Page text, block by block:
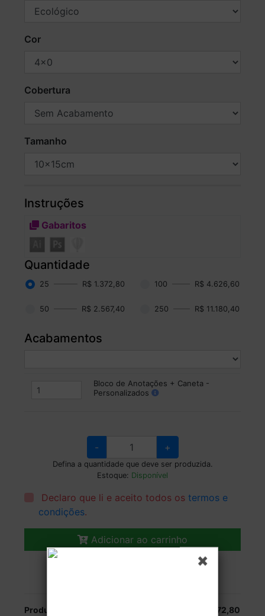
Cor
Cobertura
Tamanho
Instruções
Gabaritos
Quantidade
25 R$ 1.372,80 100 R$ 4.626,60
50 R$ 2.567,40 250 R$ 11.180,40
Acabamentos
Bloco de Anotações + Caneta -
Personalizados
- +
Defina a quantidade que deve ser produzida.
Estoque: Disponível
Declaro que li e aceito todos ostermos e
condições.
Adicionar ao carrinho
Veja as opções de entrega.
Produção:
R$ 1.372,80